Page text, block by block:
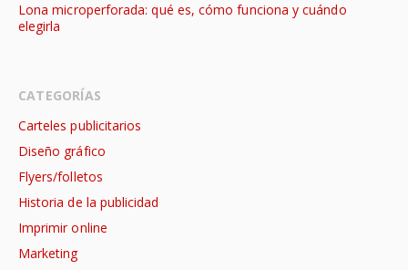
Lona microperforada: qué es, cómo funciona y cuándo
elegirla
CATEGORÍAS
Carteles publicitarios
Diseño gráfico
Flyers/folletos
Historia de la publicidad
Imprimir online
Marketing